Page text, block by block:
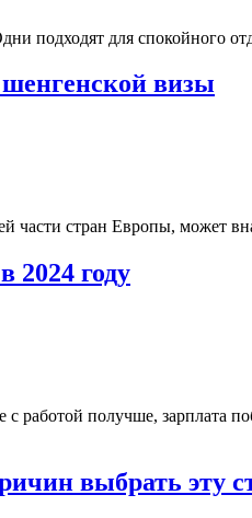
подходят для спокойного
визы
части стран Европы, может
2024 году
работой получше, зарплата
выбрать эту